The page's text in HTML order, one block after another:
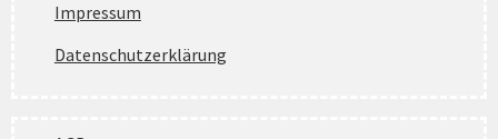
Impressum
Datenschutzerklärung